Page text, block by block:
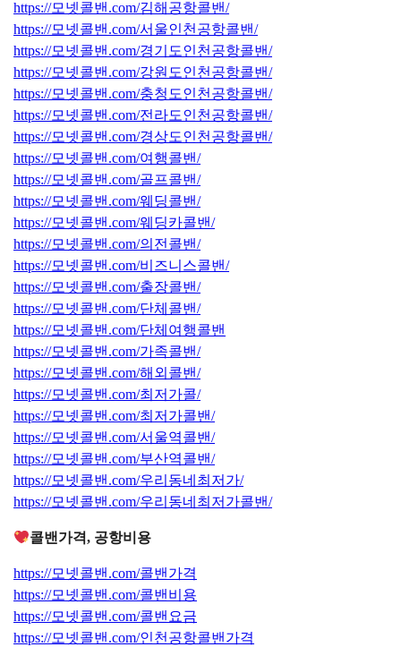
https://모넷콜밴.com/김해공항콜밴/
https://모넷콜밴.com/서울인천공항콜밴/
https://모넷콜밴.com/경기도인천공항콜밴/
https://모넷콜밴.com/강원도인천공항콜밴/
https://모넷콜밴.com/충청도인천공항콜밴/
https://모넷콜밴.com/전라도인천공항콜밴/
https://모넷콜밴.com/경상도인천공항콜밴/
https://모넷콜밴.com/여행콜밴/
https://모넷콜밴.com/골프콜밴/
https://모넷콜밴.com/웨딩콜밴/
https://모넷콜밴.com/웨딩카콜밴/
https://모넷콜밴.com/의전콜밴/
https://모넷콜밴.com/비즈니스콜밴/
https://모넷콜밴.com/출장콜밴/
https://모넷콜밴.com/단체콜밴/
https://모넷콜밴.com/단체여행콜밴
https://모넷콜밴.com/가족콜밴/
https://모넷콜밴.com/해외콜밴/
https://모넷콜밴.com/최저가콜/
https://모넷콜밴.com/최저가콜밴/
https://모넷콜밴.com/서울역콜밴/
https://모넷콜밴.com/부산역콜밴/
https://모넷콜밴.com/우리동네최저가/
https://모넷콜밴.com/우리동네최저가콜밴/
콜밴가격, 공항비용
https://모넷콜밴.com/콜밴가격
https://모넷콜밴.com/콜밴비용
https://모넷콜밴.com/콜밴요금
https://모넷콜밴.com/인천공항콜밴가격